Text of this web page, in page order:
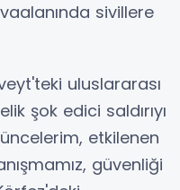
sivillere
uluslararası
şok edici saldırıyı
etkilenen
güvenliği